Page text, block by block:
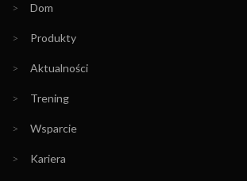
> Dom
> Produkty
> Aktualności
> Trening
> Wsparcie
> Kariera